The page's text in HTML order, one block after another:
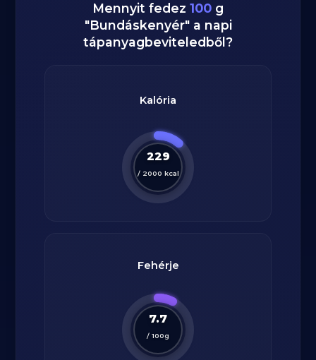
Mennyit fedez 100 g
"Bundáskenyér" a napi
tápanyagbeviteledből?
Kalória
229
/ 2000 kcal
Fehérje
7.7
/ 100g